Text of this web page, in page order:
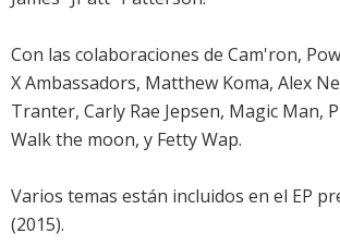
Con las colaboraciones de Cam'ron,
X Ambassadors, Matthew Koma, Alex
Tranter, Carly Rae Jepsen, Magic Man,
Walk the moon, y Fetty Wap.
Varios temas están incluidos en el EP
(2015).